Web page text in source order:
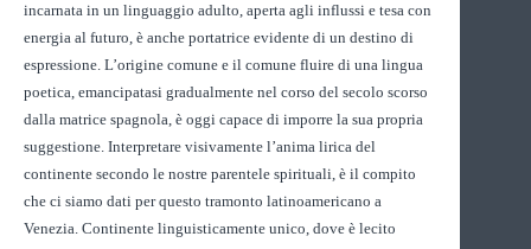
incarnata in un linguaggio adulto, aperta agli influssi e tesa con
energia al futuro, è anche portatrice evidente di un destino di
espressione. L’origine comune e il comune fluire di una lingua
poetica, emancipatasi gradualmente nel corso del secolo scorso
dalla matrice spagnola, è oggi capace di imporre la sua propria
suggestione. Interpretare visivamente l’anima lirica del
continente secondo le nostre parentele spirituali, è il compito
che ci siamo dati per questo tramonto latinoamericano a
Venezia. Continente linguisticamente unico, dove è lecito